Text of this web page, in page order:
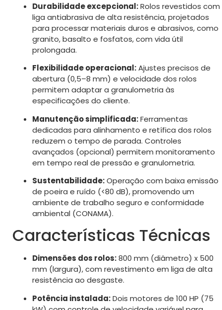
Durabilidade excepcional:Rolos revestidos com
liga antiabrasiva de alta resistência, projetados
para processar materiais duros e abrasivos, como
granito, basalto e fosfatos, com vida útil
prolongada.
Flexibilidade operacional:Ajustes precisos de
abertura (0,5–8 mm) e velocidade dos rolos
permitem adaptar a granulometria às
especificações do cliente.
Manutenção simplificada:Ferramentas
dedicadas para alinhamento e retífica dos rolos
reduzem o tempo de parada. Controles
avançados (opcional) permitem monitoramento
em tempo real de pressão e granulometria.
Sustentabilidade:Operação com baixa emissão
de poeira e ruído (<80 dB), promovendo um
ambiente de trabalho seguro e conformidade
ambiental (CONAMA).
Características Técnicas
Dimensões dos rolos:800 mm (diâmetro) x 500
mm (largura), com revestimento em liga de alta
resistência ao desgaste.
Potência instalada:Dois motores de 100 HP (75